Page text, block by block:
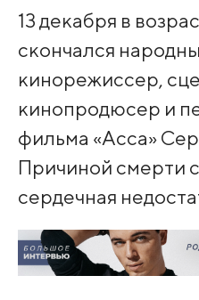
13 декабря в
скончался
кинорежиссер,
кинопродюсер и
фильма «Асса»
Причиной смерти
сердечная